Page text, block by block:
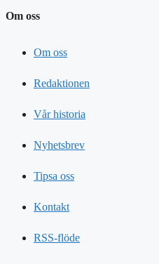
Om oss
Om oss
Redaktionen
Vår historia
Nyhetsbrev
Tipsa oss
Kontakt
RSS-flöde